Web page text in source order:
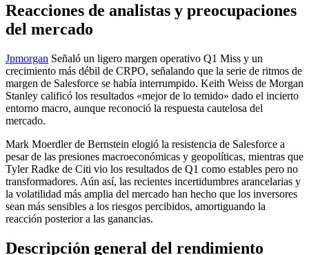
Reacciones de analistas y preocupaciones
del mercado
Jpmorgan Señaló un ligero margen operativo Q1 Miss y un
crecimiento más débil de CRPO, señalando que la serie de ritmos de
margen de Salesforce se había interrumpido. Keith Weiss de Morgan
Stanley calificó los resultados «mejor de lo temido» dado el incierto
entorno macro, aunque reconoció la respuesta cautelosa del
mercado.
Mark Moerdler de Bernstein elogió la resistencia de Salesforce a
pesar de las presiones macroeconómicas y geopolíticas, mientras que
Tyler Radke de Citi vio los resultados de Q1 como estables pero no
transformadores. Aún así, las recientes incertidumbres arancelarias y
la volatilidad más amplia del mercado han hecho que los inversores
sean más sensibles a los riesgos percibidos, amortiguando la
reacción posterior a las ganancias.
Descripción general del rendimiento